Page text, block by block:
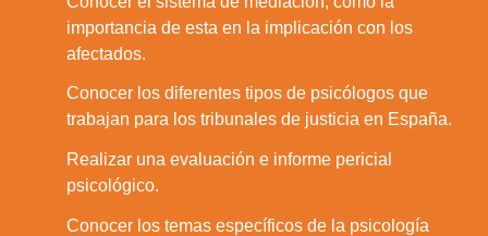
importancia de esta en la implicación con los
afectados.
Conocer los diferentes tipos de psicólogos que
trabajan para los tribunales de justicia en España.
Realizar una evaluación e informe pericial
psicológico.
Conocer los temas específicos de la psicología